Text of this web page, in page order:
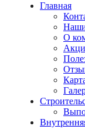
Главная
О